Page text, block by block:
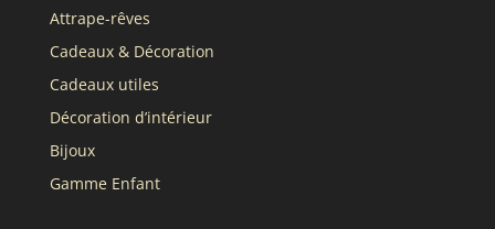
Attrape-rêves
Cadeaux & Décoration
Cadeaux utiles
Décoration d’intérieur
Bijoux
Gamme Enfant